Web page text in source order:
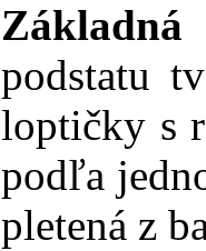
podstatu
loptičky s
podľa
pletená z